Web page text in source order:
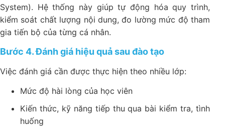
System). Hệ thống này giúp tự động hóa quy trình,
kiểm soát chất lượng nội dung, đo lường mức độ tham
gia tiến bộ của từng cá nhân.
Bước 4. Đánh giá hiệu quả sau đào tạo
Việc đánh giá cần được thực hiện theo nhiều lớp:
Mức độ hài lòng của học viên
Kiến thức, kỹ năng tiếp thu qua bài kiểm tra, tình
huống